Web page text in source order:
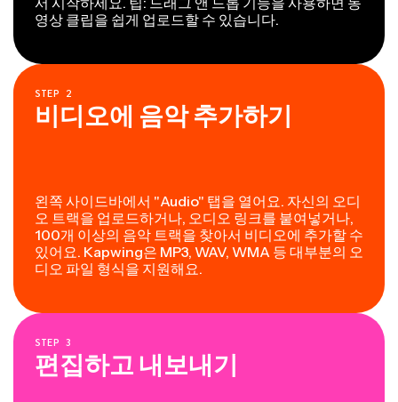
영상 클립을 쉽게 업로드할 수 있습니다.
STEP 2
비디오에 음악 추가하기
왼쪽 사이드바에서 "Audio" 탭을 열어요. 자신의 오디
오 트랙을 업로드하거나, 오디오 링크를 붙여넣거나,
100개 이상의 음악 트랙을 찾아서 비디오에 추가할 수
있어요. Kapwing은 MP3, WAV, WMA 등 대부분의 오
디오 파일 형식을 지원해요.
STEP 3
편집하고 내보내기